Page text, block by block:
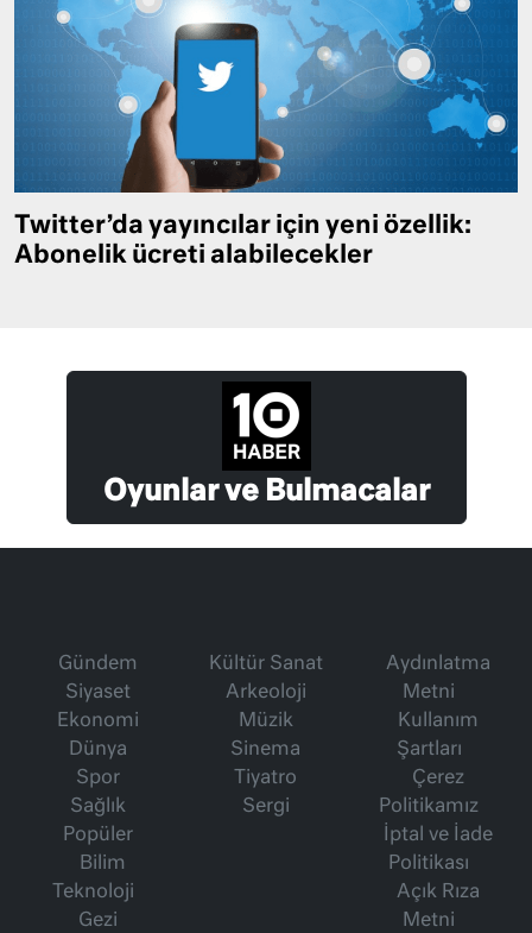
Twitter’da yayıncılar için yeni özellik:
Abonelik ücreti alabilecekler
Oyunlar ve Bulmacalar
Gündem
Siyaset
Ekonomi
Dünya
Spor
Sağlık
Popüler
Bilim
Teknoloji
Gezi
Kültür Sanat
Arkeoloji
Müzik
Sinema
Tiyatro
Sergi
Aydınlatma
Metni
Kullanım
Şartları
Çerez
Politikamız
İptal ve İade
Politikası
Açık Rıza
Metni